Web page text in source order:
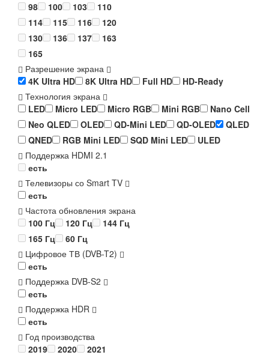
98
100 103
110
114
115 116
120
130
136 137
163
165
Разрешение экрана
4K Ultra HD
8K Ultra HD Full HD
HD-Ready
Технология экрана
LED
Micro LED Micro RGB Mini RGB
Nano Cell
Neo QLED
OLED QD-Mini LED QD-OLED
QLED
QNED
RGB Mini LED SQD Mini LED
ULED
Поддержка HDMI 2.1
есть
Телевизоры со Smart TV
есть
Частота обновления экрана
100 Гц
120 Гц
144 Гц
165 Гц
60 Гц
Цифровое ТВ (DVB-T2)
есть
Поддержка DVB-S2
есть
Поддержка HDR
есть
Год производства
2019
2020
2021